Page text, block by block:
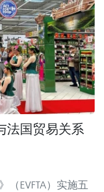
法国贸易关系
EVFTA）实施五